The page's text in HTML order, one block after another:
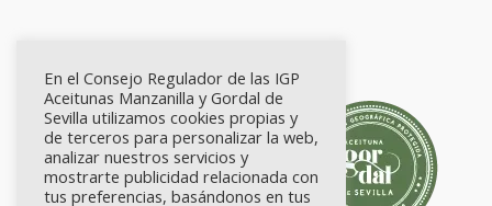
En el Consejo Regulador de las IGP
Aceitunas Manzanilla y Gordal de
Sevilla utilizamos cookies propias y
de terceros para personalizar la web,
analizar nuestros servicios y
mostrarte publicidad relacionada con
tus preferencias, basándonos en tus